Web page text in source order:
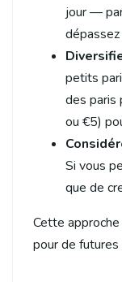
jour —
dépassez
petits
des paris
ou €5)
Si vous
que de
Cette
pour de